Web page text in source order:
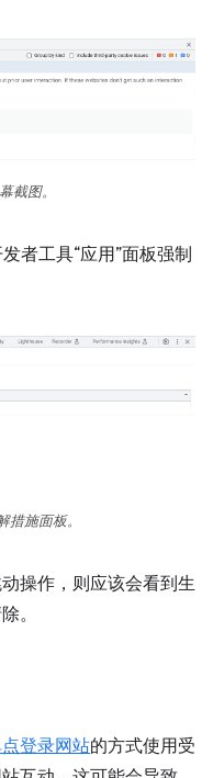
截图。
者工具“应用”面板强制
措施面板。
操作，则应该会看到生
。
登录网站的方式使用受